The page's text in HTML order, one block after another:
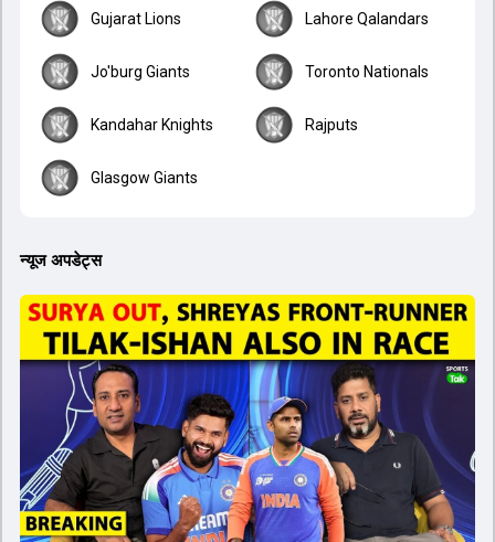
Gujarat Lions Lahore Qalandars
Jo'burg Giants Toronto Nationals
Kandahar Knights Rajputs
Glasgow Giants
न्यूज अपडेट्स